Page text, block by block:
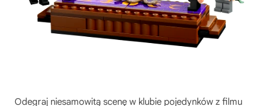
Odegraj niesamowitą scenę w klubie pojedynków z filmu